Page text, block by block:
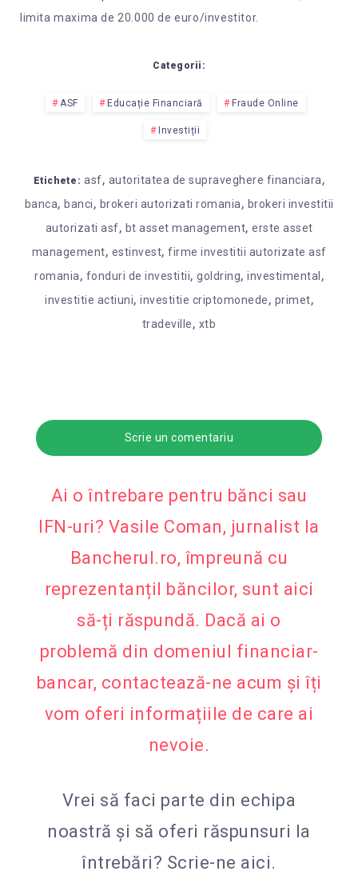
limita maxima de 20.000 de euro/investitor.
Categorii:
ASF Educație Financiară Fraude Online
Investiții
Etichete: asf, autoritatea de supraveghere financiara,
banca, banci, brokeri autorizati romania, brokeri investitii
autorizati asf, bt asset management, erste asset
management, estinvest, firme investitii autorizate asf
romania, fonduri de investitii, goldring, investimental ,
investitie actiuni, investitie criptomonede, primet,
tradeville, xtb
Scrie un comentariu
Ai o întrebare pentru bănci sau
IFN-uri? Vasile Coman, jurnalist la
Bancherul.ro, împreună cu
reprezentanțiI băncilor, sunt aici
să-ți răspundă. Dacă ai o
problemă din domeniul financiar-
bancar, contactează-ne acum și îți
vom oferi informațiile de care ai
nevoie.
Vrei să faci parte din echipa
noastră și să oferi răspunsuri la
întrebări? Scrie-ne aici.